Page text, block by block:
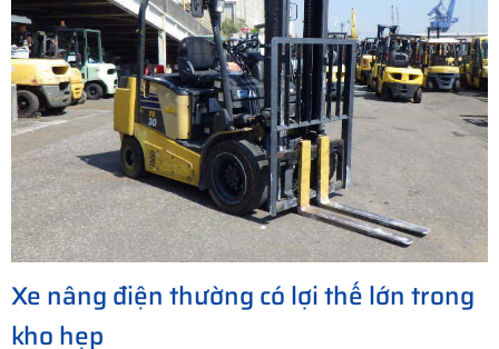
Xe nâng điện thường có lợi thế lớn trong
kho hẹp